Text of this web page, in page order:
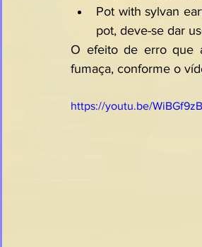
Pot with sylvan
pot, deve-se dar
O efeito de erro que
fumaça, conforme o
https://youtu.be/